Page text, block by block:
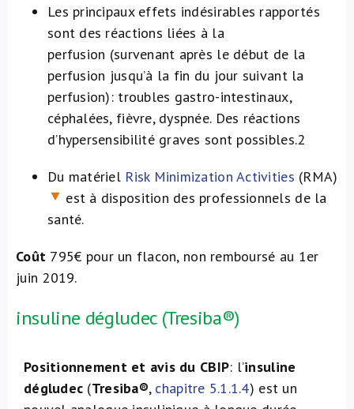
Les principaux effets indésirables rapportés
sont des réactions liées à la
perfusion (survenant après le début de la
perfusion jusqu’à la fin du jour suivant la
perfusion): troubles gastro-intestinaux,
céphalées, fièvre, dyspnée. Des réactions
d’hypersensibilité graves sont possibles.2
Du matériel Risk Minimization Activities (RMA)
est à disposition des professionnels de la
santé.
Coût 795€ pour un flacon, non remboursé au 1er
juin 2019.
insuline dégludec (Tresiba®)
Positionnement et avis du CBIP: l’insuline
dégludec (Tresiba®, chapitre 5.1.1.4) est un